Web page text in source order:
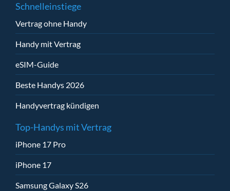
Schnelleinstiege
Vertrag ohne Handy
Handy mit Vertrag
eSIM-Guide
Beste Handys 2026
Handyvertrag kündigen
Top-Handys mit Vertrag
iPhone 17 Pro
iPhone 17
Samsung Galaxy S26